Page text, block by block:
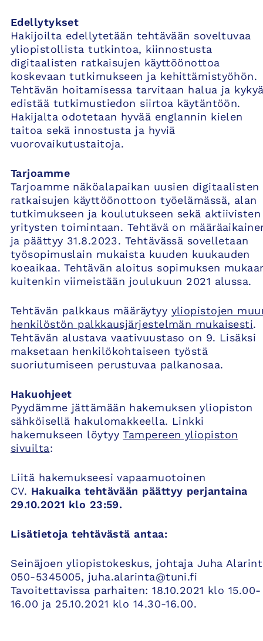
Edellytykset
Hakijoilta edellytetään tehtävään soveltuvaa
yliopistollista tutkintoa, kiinnostusta
digitaalisten ratkaisujen käyttöönottoa
koskevaan tutkimukseen ja kehittämistyöhön.
Tehtävän hoitamisessa tarvitaan halua ja
edistää tutkimustiedon siirtoa käytäntöön.
Hakijalta odotetaan hyvää englannin kielen
taitoa sekä innostusta ja hyviä
vuorovaikutustaitoja.
Tarjoamme
Tarjoamme näköalapaikan uusien digitaalisten
ratkaisujen käyttöönottoon työelämässä, alan
tutkimukseen ja koulutukseen sekä aktiivisten
yritysten toimintaan. Tehtävä on
ja päättyy 31.8.2023. Tehtävässä sovelletaan
työsopimuslain mukaista kuuden kuukauden
koeaikaa. Tehtävän aloitus sopimuksen
kuitenkin viimeistään joulukuun 2021 alussa.
Tehtävän palkkaus määräytyy yliopistojen
henkilöstön palkkausjärjestelmän mukaisesti.
Tehtävän alustava vaativuustaso on 9. Lisäksi
maksetaan henkilökohtaiseen työstä
suoriutumiseen perustuvaa palkanosaa.
Hakuohjeet
Pyydämme jättämään hakemuksen yliopiston
sähköisellä hakulomakkeella. Linkki
hakemukseen löytyyTampereen yliopiston
sivuilta:
Liitä hakemukseesi vapaamuotoinen
CV. Hakuaika tehtävään päättyy perjantaina
29.10.2021 klo 23:59.
Lisätietoja tehtävästä antaa:
Seinäjoen yliopistokeskus, johtaja Juha
050-5345005, juha.alarinta@tuni.fi
Tavoitettavissa parhaiten: 18.10.2021 klo 15.00-
16.00 ja 25.10.2021 klo 14.30-16.00.